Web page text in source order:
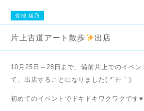
佐地 綾乃
片上古道アート散歩 出店
10月25日～28日まで、備前片上でのイベン
て、出店することになりました( *´艸｀)
初めてのイベントでドキドキワクワクです♥️